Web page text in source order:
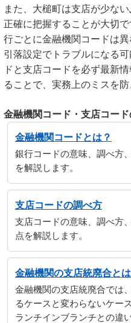
また、大槌町は支店が少な
正確に把握することが大切
行ごとに金融機関コードは
引落設定でトラブルになる
ドと支店コードを必ず最新
ることで、実務上のミスを防
金融機関コード・支店コー
金融機関コードとは？
銀行コードの意味、調べ方
を解説します。
支店コードの調べ方
支店コードの意味、調べ方
点を解説します。
金融機関の支店統廃合と
金融機関の支店統廃合では
るケースと変わらないケー
ランチインブランチとの違